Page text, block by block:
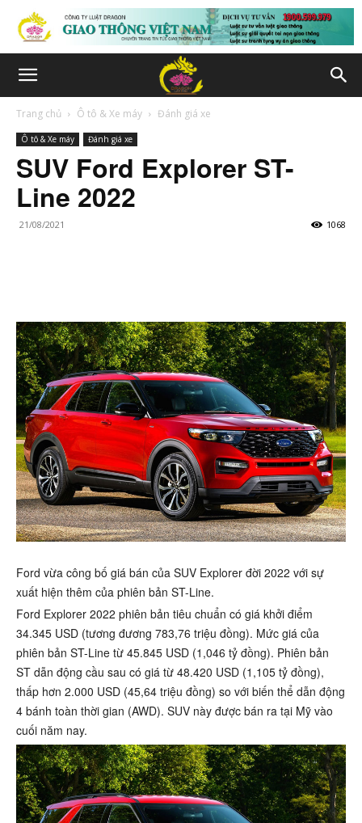
Trang chủ Ô tô & Xe máy Đánh giá xe
Ô tô & Xe máy Đánh giá xe
SUV Ford Explorer ST-
Line 2022
21/08/2021 1068
Ford vừa công bố giá bán của SUV Explorer đời 2022 với sự
xuất hiện thêm của phiên bản ST-Line.
Ford Explorer 2022 phiên bản tiêu chuẩn có giá khởi điểm
34.345 USD (tương đương 783,76 triệu đồng). Mức giá của
phiên bản ST-Line từ 45.845 USD (1,046 tỷ đồng). Phiên bản
ST dẫn động cầu sau có giá từ 48.420 USD (1,105 tỷ đồng),
thấp hơn 2.000 USD (45,64 triệu đồng) so với biến thể dẫn động
4 bánh toàn thời gian (AWD). SUV này được bán ra tại Mỹ vào
cuối năm nay.